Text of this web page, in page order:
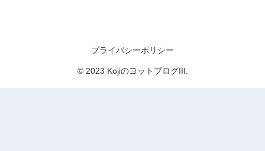
プライバシーポリシー
© 2023 KojiのヨットブログIII.